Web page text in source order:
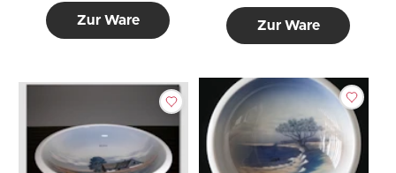
Zur Ware Zur Ware